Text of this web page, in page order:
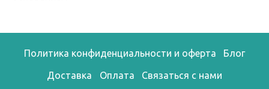
Политика конфиденциальности и оферта Блог
Доставка Оплата Связаться с нами